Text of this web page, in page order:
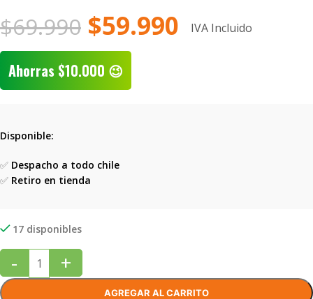
$69.990 $59.990 IVA Incluido
Ahorras $10.000 😉
Disponible:
✅ Despacho a todo chile
✅ Retiro en tienda
17 disponibles
- +
AGREGAR AL CARRITO